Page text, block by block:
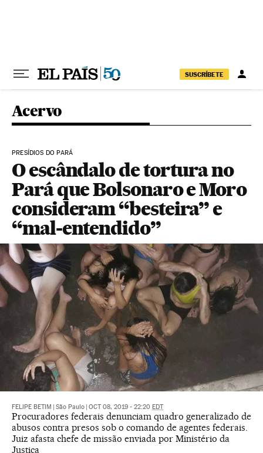
SUSCRÍBETE
Acervo
PRESÍDIOS DO PARÁ
O escândalo de tortura no
Pará que Bolsonaro e Moro
consideram “besteira” e
“mal-entendido”
FELIPE BETIM São Paulo OCT 08, 2019 - 22:20 EDT
Procuradores federais denunciam quadro generalizado de
abusos contra presos sob o comando de agentes federais.
Juiz afasta chefe de missão enviada por Ministério da
Justiça